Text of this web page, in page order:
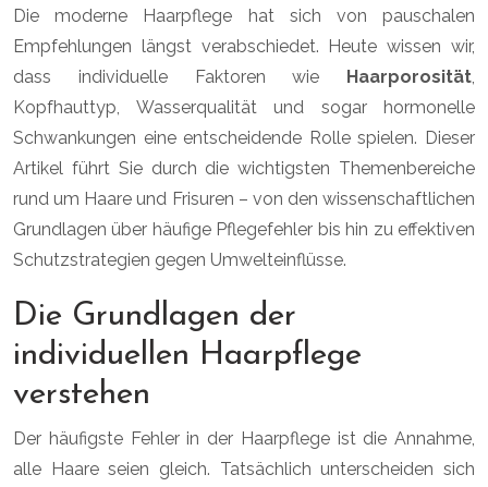
Die moderne Haarpflege hat sich von pauschalen
Empfehlungen längst verabschiedet. Heute wissen wir,
dass individuelle Faktoren wie Haarporosität
Kopfhauttyp, Wasserqualität und sogar hormonelle
Schwankungen eine entscheidende Rolle spielen. Dieser
Artikel führt Sie durch die wichtigsten Themenbereiche
rund um Haare und Frisuren – von den wissenschaftlichen
Grundlagen über häufige Pflegefehler bis hin zu effektiven
Schutzstrategien gegen Umwelteinflüsse.
Die Grundlagen der
individuellen Haarpflege
verstehen
Der häufigste Fehler in der Haarpflege ist die Annahme,
alle Haare seien gleich. Tatsächlich unterscheiden sich